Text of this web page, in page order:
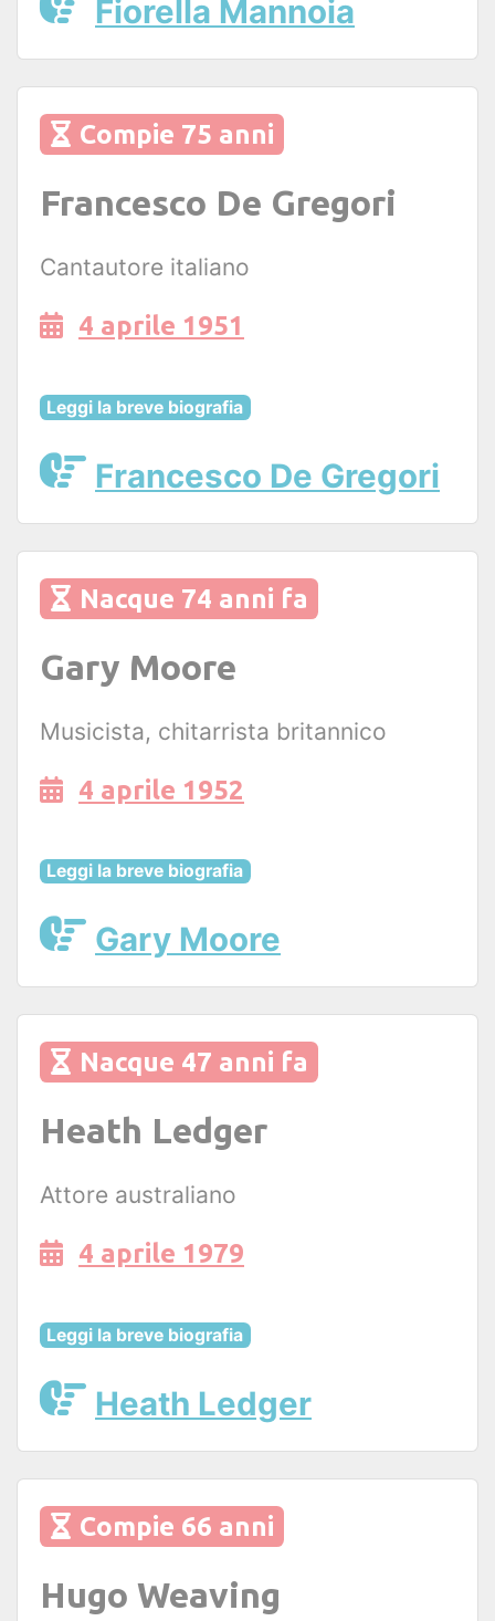
Fiorella Mannoia
Compie 75 anni
Francesco De Gregori
Cantautore italiano
4 aprile 1951
Leggi la breve biografia
Francesco De Gregori
Nacque 74 anni fa
Gary Moore
Musicista, chitarrista britannico
4 aprile 1952
Leggi la breve biografia
Gary Moore
Nacque 47 anni fa
Heath Ledger
Attore australiano
4 aprile 1979
Leggi la breve biografia
Heath Ledger
Compie 66 anni
Hugo Weaving